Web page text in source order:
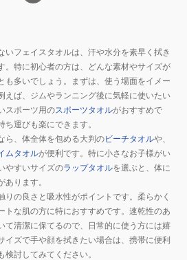
いフェイスタオルは、汗や水分を素早く拭き
。特に初心者の方は、どんな素材やサイズが
も多いでしょう。まずは、使う場面をイメー
えば、ジムやランニング後に気軽に使いたい
スポーツ用のスポーツタオルがおすすめで
運びも楽にできます。
ら、体全体を包める大判のビーチタオルや、
ムタオルが便利です。特に小さなお子様がい
やすいサイズのラップタオルを選ぶと、体に
ります。
りの良さと吸水性がポイントです。柔らかく
トな肌の方に特におすすめです。速乾性のあ
て清潔に保てるので、日常的に使う方には嬉
イズで手や顔を拭きたい場合は、携帯に便利
検討してみてください。